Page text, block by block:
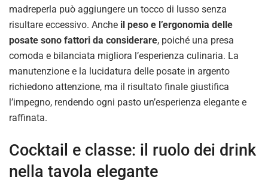
madreperla può aggiungere un tocco di lusso senza
risultare eccessivo. Anche il peso e l’ergonomia delle
posate sono fattori da considerare, poiché una presa
comoda e bilanciata migliora l’esperienza culinaria. La
manutenzione e la lucidatura delle posate in argento
richiedono attenzione, ma il risultato finale giustifica
l’impegno, rendendo ogni pasto un’esperienza elegante e
raffinata.
Cocktail e classe: il ruolo dei drink
nella tavola elegante